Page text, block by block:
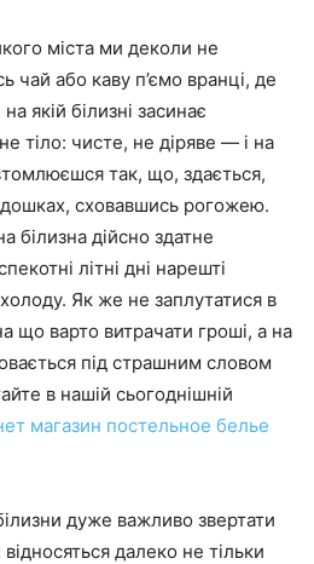
міста ми деколи не
чай або каву п’ємо вранці, де
якій білизні засинає
тіло: чисте, не діряве — і на
так, що, здається,
дошках, сховавшись рогожею.
білизна дійсно здатне
літні дні нарешті
Як же не заплутатися в
що варто витрачати гроші, а на
під страшним словом
в нашій сьогоднішній
магазин постельное белье
дуже важливо звертати
далеко не тільки